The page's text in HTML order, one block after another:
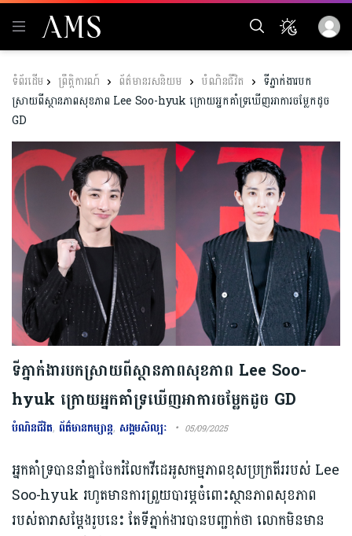
ព្រឹត្តិការណ៍ ព័ត៌មានរសនិយម បំណិនជីវិត
ទីភ្នាក់ងារបក
ស្រាយពីស្ថានភាពសុខភាព Lee Soo-hyuk ក្រោយអ្នកគាំទ្រឃើញអាការចម្លែកដូច
GD
ទីភ្នាក់ងារបកស្រាយពីស្ថានភាពសុខភាព Lee Soo-
hyuk ក្រោយអ្នកគាំទ្រឃើញអាការចម្លែកដូច GD
បំណិនជីវិត, ព័ត៌មានកម្សាន្ត, សង្គមសិល្បៈ 05/09/2025
អ្នកគាំទ្របាននាំគ្នាចែករំលែកវីដេអូសកម្មភាពខុសប្រក្រតីររបស់ Lee
Soo-hyuk រហូតមានការព្រួយបារម្ភចំពោះស្ថានភាពសុខភាព
របស់តារាសម្ដែងរូបនេះ តែទីភ្នាក់ងារបានបញ្ជាក់ថា​ លោកមិនមាន